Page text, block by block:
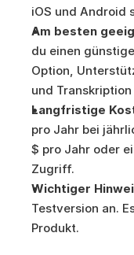
iOS und Android
Am besten
du einen
Option,
und
Langfristige
pro Jahr bei
$ pro Jahr oder
Zugriff.
Wichtiger
Testversion an.
Produkt.